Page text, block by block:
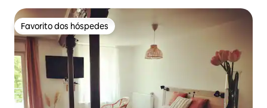
Favorito dos hóspedes
Favorito dos hóspedes